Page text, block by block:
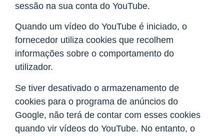
sessão na sua conta do YouTube.
Quando um vídeo do YouTube é iniciado, o
fornecedor utiliza cookies que recolhem
informações sobre o comportamento do
utilizador.
Se tiver desativado o armazenamento de
cookies para o programa de anúncios do
Google, não terá de contar com esses cookies
quando vir vídeos do YouTube. No entanto, o